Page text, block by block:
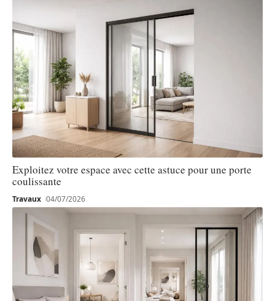
Exploitez votre espace avec cette astuce pour une porte
coulissante
Travaux 04/07/2026